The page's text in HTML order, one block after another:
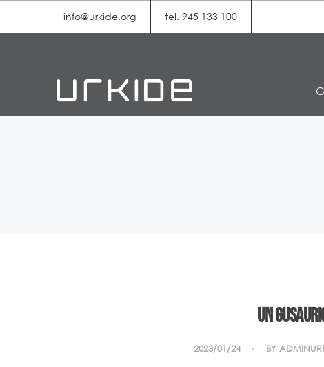
info@urkide.org tel. 945 133 100
Un
2023/01/24 BY